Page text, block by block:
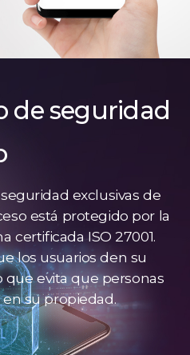
de seguridad
exclusivas de
está protegido por la
certificada ISO 27001.
los usuarios den su
que evita que personas
su propiedad.